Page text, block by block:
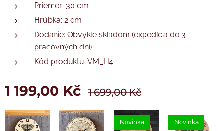
Priemer: 30 cm
Hrúbka: 2 cm
Dodanie: Obvykle skladom (expedícia do 3
pracovných dní)
Kód produktu: VM_H4
1 199,00 Kč 1 699,00Kč
Novinka Novinka